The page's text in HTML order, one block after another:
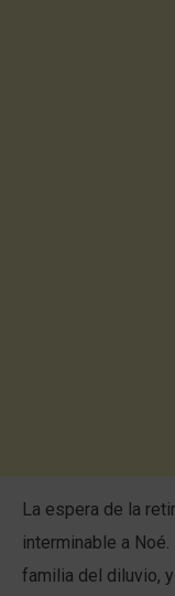
La espera de la
interminable a
familia del diluvio,